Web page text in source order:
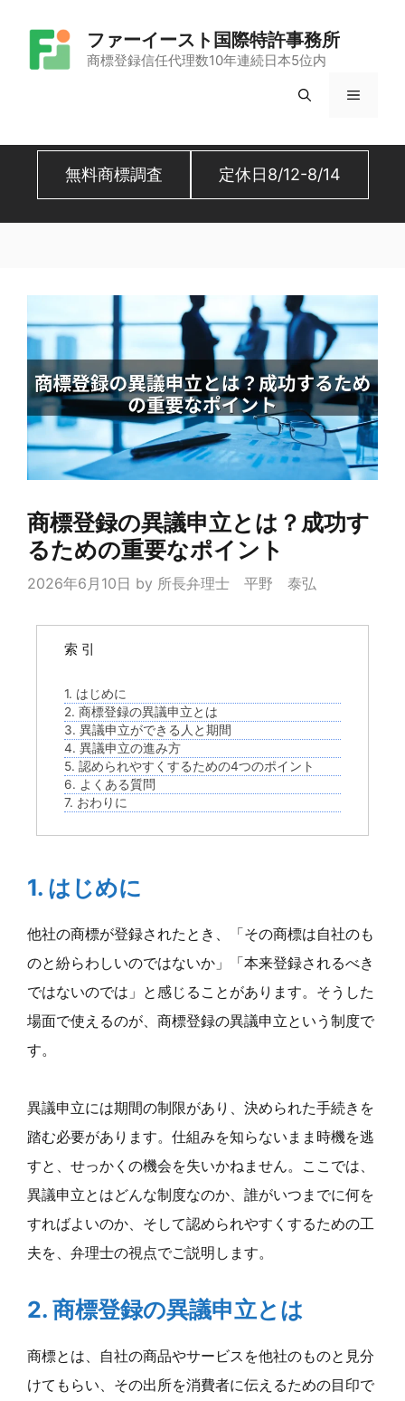
ファーイースト国際特許事務所
商標登録信任代理数10年連続日本5位内
メ
無料商標調査 定休日8/12-8/14
商標登録の異議申立とは？成功す
るための重要なポイント
2026年6月10日 by 所長弁理士 平野 泰弘
索 引
1. はじめに
2. 商標登録の異議申立とは
3. 異議申立ができる人と期間
4. 異議申立の進み方
5. 認められやすくするための4つのポイント
6. よくある質問
7. おわりに
1. はじめに
他社の商標が登録されたとき、「その商標は自社のも
のと紛らわしいのではないか」「本来登録されるべき
ではないのでは」と感じることがあります。そうした
場面で使えるのが、商標登録の異議申立という制度で
す。
異議申立には期間の制限があり、決められた手続きを
踏む必要があります。仕組みを知らないまま時機を逃
すと、せっかくの機会を失いかねません。ここでは、
異議申立とはどんな制度なのか、誰がいつまでに何を
すればよいのか、そして認められやすくするための工
夫を、弁理士の視点でご説明します。
2. 商標登録の異議申立とは
商標とは、自社の商品やサービスを他社のものと見分
けてもらい、その出所を消費者に伝えるための目印で